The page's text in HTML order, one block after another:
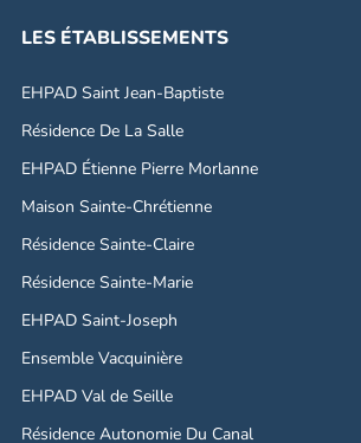
LES ÉTABLISSEMENTS
EHPAD Saint Jean-Baptiste
Résidence De La Salle
EHPAD Étienne Pierre Morlanne
Maison Sainte-Chrétienne
Résidence Sainte-Claire
Résidence Sainte-Marie
EHPAD Saint-Joseph
Ensemble Vacquinière
EHPAD Val de Seille
Résidence Autonomie Du Canal